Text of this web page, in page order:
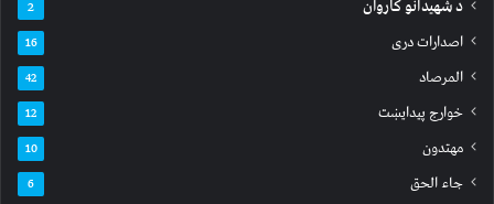
د شهیدانو کاروان 2
اصدارات دری 16
المرصاد 42
خوارج پیدایښت 12
مهتدون 10
جاء الحق 6